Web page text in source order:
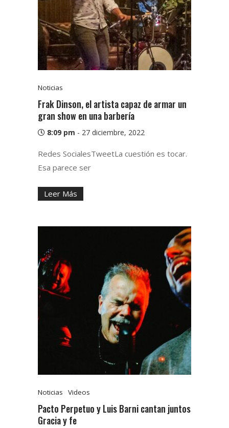
Noticias
Frak Dinson, el artista capaz de armar un
gran show en una barbería
8:09 pm - 27 diciembre, 2022
Redes SocialesTweetLa cuestión es tocar.
Esa parece ser
Leer Más
Noticias Videos
Pacto Perpetuo y Luis Barni cantan juntos
Gracia y fe